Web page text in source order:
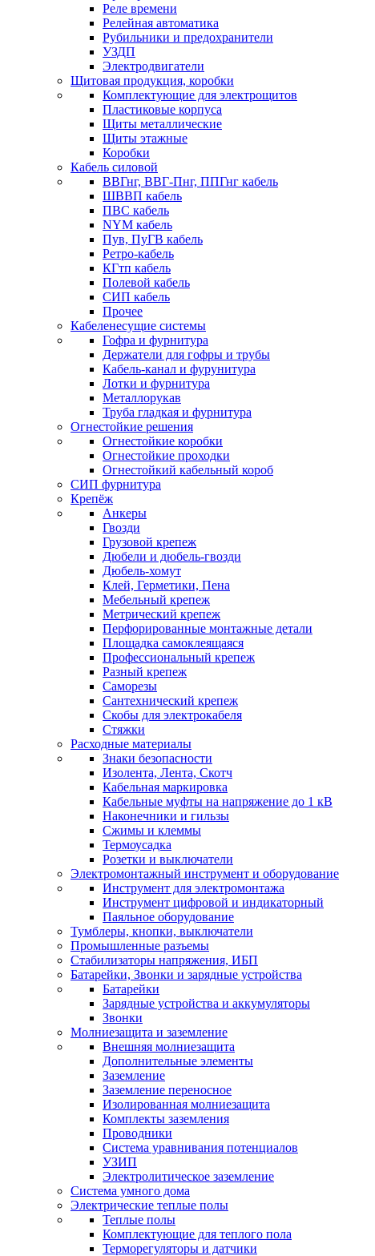
Реле времени
Релейная автоматика
Рубильники и предохранители
УЗДП
Электродвигатели
Щитовая продукция, коробки
Комплектующие для электрощитов
Пластиковые корпуса
Щиты металлические
Щиты этажные
Коробки
Кабель силовой
ВВГнг, ВВГ-Пнг, ППГнг кабель
ШВВП кабель
ПВС кабель
NYM кабель
Пув, ПуГВ кабель
Ретро-кабель
КГтп кабель
Полевой кабель
СИП кабель
Прочее
Кабеленесущие системы
Гофра и фурнитура
Держатели для гофры и трубы
Кабель-канал и фурунитура
Лотки и фурнитура
Металлорукав
Труба гладкая и фурнитура
Огнестойкие решения
Огнестойкие коробки
Огнестойкие проходки
Огнестойкий кабельный короб
СИП фурнитура
Крепёж
Анкеры
Гвозди
Грузовой крепеж
Дюбели и дюбель-гвозди
Дюбель-хомут
Клей, Герметики, Пена
Мебельный крепеж
Метрический крепеж
Перфорированные монтажные детали
Площадка самоклеящаяся
Профессиональный крепеж
Разный крепеж
Саморезы
Сантехнический крепеж
Скобы для электрокабеля
Стяжки
Расходные материалы
Знаки безопасности
Изолента, Лента, Скотч
Кабельная маркировка
Кабельные муфты на напряжение до 1 кВ
Наконечники и гильзы
Сжимы и клеммы
Термоусадка
Розетки и выключатели
Электромонтажный инструмент и оборудование
Инструмент для электромонтажа
Инструмент цифровой и индикаторный
Паяльное оборудование
Тумблеры, кнопки, выключатели
Промышленные разъемы
Стабилизаторы напряжения, ИБП
Батарейки, Звонки и зарядные устройства
Батарейки
Зарядные устройства и аккумуляторы
Звонки
Молниезащита и заземление
Внешняя молниезащита
Дополнительные элементы
Заземление
Заземление переносное
Изолированная молниезащита
Комплекты заземления
Проводники
Система уравнивания потенциалов
УЗИП
Электролитическое заземление
Система умного дома
Электрические теплые полы
Теплые полы
Комплектующие для теплого пола
Терморегуляторы и датчики